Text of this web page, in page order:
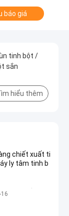
báo giá
tinh bột /
sắn
hiểu thêm
chiết xuất ti
ly tâm tinh b
tinh bột sắn